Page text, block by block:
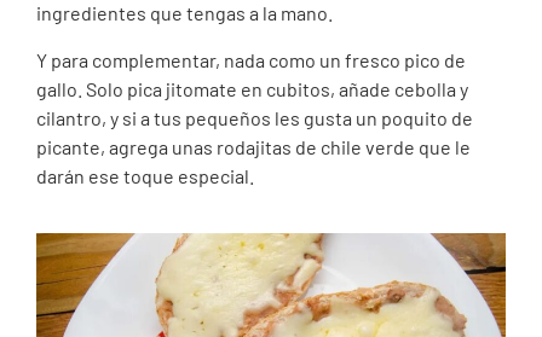
ingredientes que tengas a la mano.
Y para complementar, nada como un fresco pico de
gallo. Solo pica jitomate en cubitos, añade cebolla y
cilantro, y si a tus pequeños les gusta un poquito de
picante, agrega unas rodajitas de chile verde que le
darán ese toque especial.